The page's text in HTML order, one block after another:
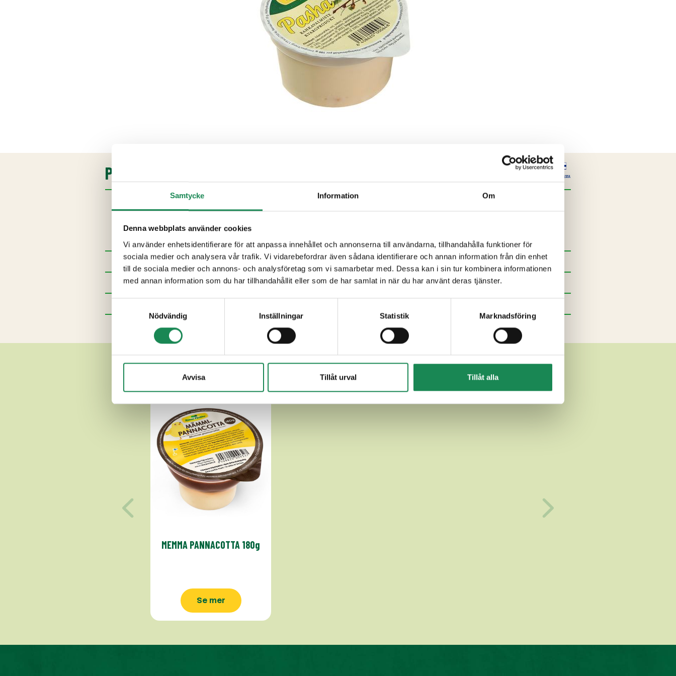
Samtycke Information Om
Denna webbplats använder cookies
Vi använder enhetsidentifierare för att anpassa innehållet och annonserna till användarna, tillhandahålla funktioner för
sociala medier och analysera vår trafik. Vi vidarebefordrar även sådana identifierare och annan information från din enhet
till de sociala medier och annons- och analysföretag som vi samarbetar med. Dessa kan i sin tur kombinera informationen
med annan information som du har tillhandahållit eller som de har samlat in när du har använt deras tjänster.
Nödvändig
Inställningar Statistik Marknadsföring
Avvisa Tillåt urval Tillåt alla
PRODUKTINFORMATION
Ingredienser
konserveringsmedel (E202).
Förpackningsstorlekar
Specialdieter
Ytterligare uppgifter
ANDRA LÄCKRA SÄSONG
MEMMA PANNACOTTA 180g
Se mer